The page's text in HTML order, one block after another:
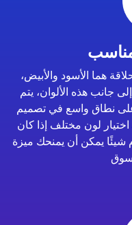
هما الأسود والأبيض،
جانب هذه الألوان، يتم
على نطاق واسع في تصميم
لون مختلف إذا كان
يمكن أن يمنحك ميزة